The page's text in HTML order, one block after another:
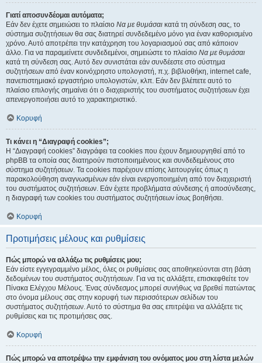
Γιατί αποσυνδέομαι αυτόματα;
Εάν δεν έχετε σημειώσει το πλαίσιο Να με θυμάσαι κατά τη σύνδεση σας, το
σύστημα συζητήσεων θα σας διατηρεί συνδεδεμένο μόνο για έναν καθορισμένο
χρόνο. Αυτό αποτρέπει την κατάχρηση του λογαριασμού σας από κάποιον
άλλο. Για να παραμείνετε συνδεδεμένοι, σημειώστε το πλαίσιο Να με θυμάσαι
κατά τη σύνδεση σας. Αυτό δεν συνιστάται εάν συνδέεστε στο σύστημα
συζητήσεων από έναν κοινόχρηστο υπολογιστή, π.χ. βιβλιοθήκη, internet cafe,
πανεπιστημιακό εργαστήριο υπολογιστών, κλπ. Εάν δεν βλέπετε αυτό το
πλαίσιο επιλογής σημαίνει ότι ο διαχειριστής του συστήματος συζητήσεων έχει
απενεργοποιήσει αυτό το χαρακτηριστικό.
Κορυφή
Τι κάνει η “Διαγραφή cookies”;
Η “Διαγραφή cookies” διαγράφει τα cookies που έχουν δημιουργηθεί από το
phpBB τα οποία σας διατηρούν πιστοποιημένους και συνδεδεμένους στο
σύστημα συζητήσεων. Τα cookies παρέχουν επίσης λειτουργίες όπως η
παρακολούθηση αναγνωσμένων εάν είναι ενεργοποιημένη από τον διαχειριστή
του συστήματος συζητήσεων. Εάν έχετε προβλήματα σύνδεσης ή αποσύνδεσης,
η διαγραφή των cookies του συστήματος συζητήσεων ίσως βοηθήσει.
Κορυφή
Προτιμήσεις μέλους και ρυθμίσεις
Πώς μπορώ να αλλάξω τις ρυθμίσεις μου;
Εάν είστε εγγεγραμμένο μέλος, όλες οι ρυθμίσεις σας αποθηκεύονται στη βάση
δεδομένων του συστήματος συζητήσεων. Για να τις αλλάξετε, επισκεφθείτε τον
Πίνακα Ελέγχου Μέλους. Ένας σύνδεσμος μπορεί συνήθως να βρεθεί πατώντας
στο όνομα μέλους σας στην κορυφή των περισσότερων σελίδων του
συστήματος συζητήσεων. Αυτό το σύστημα θα σας επιτρέψει να αλλάξετε τις
ρυθμίσεις και τις προτιμήσεις σας.
Κορυφή
Πώς μπορώ να αποτρέψω την εμφάνιση του ονόματος μου στη λίστα μελών